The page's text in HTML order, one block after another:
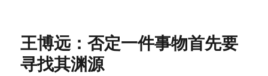
王博远：否定一件事物首先要
寻找其渊源